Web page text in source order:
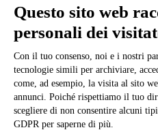
Ufficio Relazioni con il
Dichiarazione di accessibilità
Obiettivi di accessibilità
Gestione consensi cookie
Amministrazione trasparente
Pagina visualizzata
506 volte
Sezione Copyright
Questo sito web
personali dei
Con il tuo consenso, noi e i nostri
tecnologie simili per archiviare,
come, ad esempio, la visita al sito
annunci. Poiché rispettiamo il tuo
scegliere di non consentire alcuni
GDPR per saperne di più.